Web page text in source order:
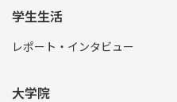
学生生活
レポート・インタビュー
大学院